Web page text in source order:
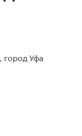
, город Уфа